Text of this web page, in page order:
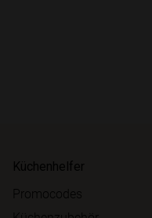
Küchenhelfer
Promocodes